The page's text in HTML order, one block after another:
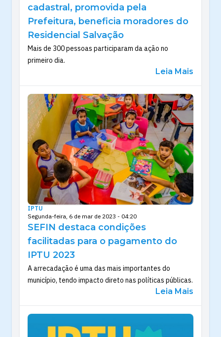
cadastral, promovida pela
Prefeitura, beneficia moradores do
Residencial Salvação
Mais de 300 pessoas participaram da ação no
primeiro dia.
Leia Mais
IPTU
Segunda-feira, 6 de mar de 2023 - 04:20
SEFIN destaca condições
facilitadas para o pagamento do
IPTU 2023
A arrecadação é uma das mais importantes do
município, tendo impacto direto nas políticas públicas.
Leia Mais